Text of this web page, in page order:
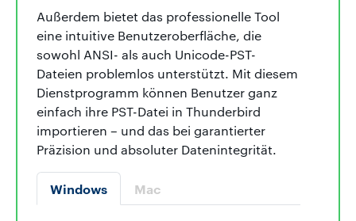
Außerdem bietet das professionelle Tool
eine intuitive Benutzeroberfläche, die
sowohl ANSI- als auch Unicode-PST-
Dateien problemlos unterstützt. Mit diesem
Dienstprogramm können Benutzer ganz
einfach ihre PST-Datei in Thunderbird
importieren – und das bei garantierter
Präzision und absoluter Datenintegrität.
Windows Mac